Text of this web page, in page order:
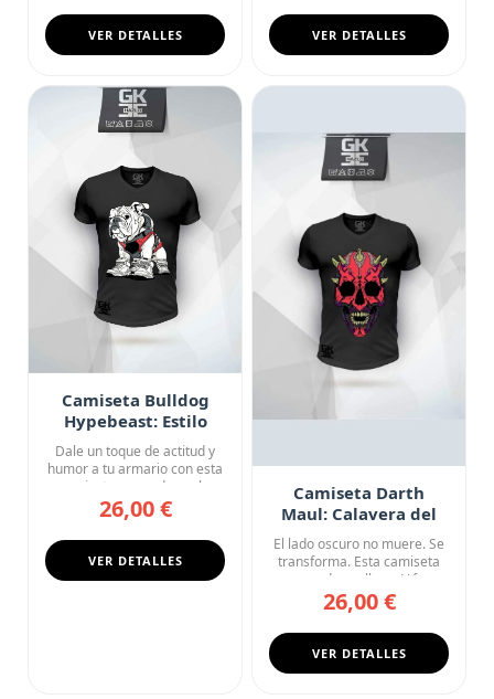
VER DETALLES VER DETALLES
Camiseta Bulldog
Hypebeast: Estilo
Callejero
Dale un toque de actitud y
humor a tu armario con esta
camiseta negra de cuel...
26,00 €
VER DETALLES
Camiseta Darth
Maul: Calavera del
El lado oscuro no muere. Se
transforma. Esta camiseta
negra de cuello en V fu...
26,00 €
VER DETALLES